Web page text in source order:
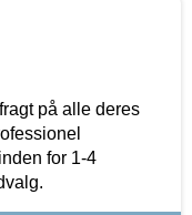
på alle deres
for 1-4